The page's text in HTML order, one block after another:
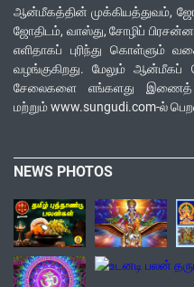
ஆன்மீகத்தின் முக்கியத்துவம்,
ஜோதிடம், வாஸ்து, சோழிப்
எளிதாகப் புரிந்து கொள்ளும்
வழங்குகிறது. மேலும் ஆன்மீகப்
சேலைகளை எங்களது இணைத்
மற்றும் www.sungudi.com-ல்
NEWS PHOTOS